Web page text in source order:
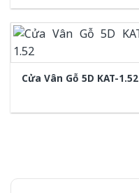
Cửa Vân Gỗ 5D KAT-1.52